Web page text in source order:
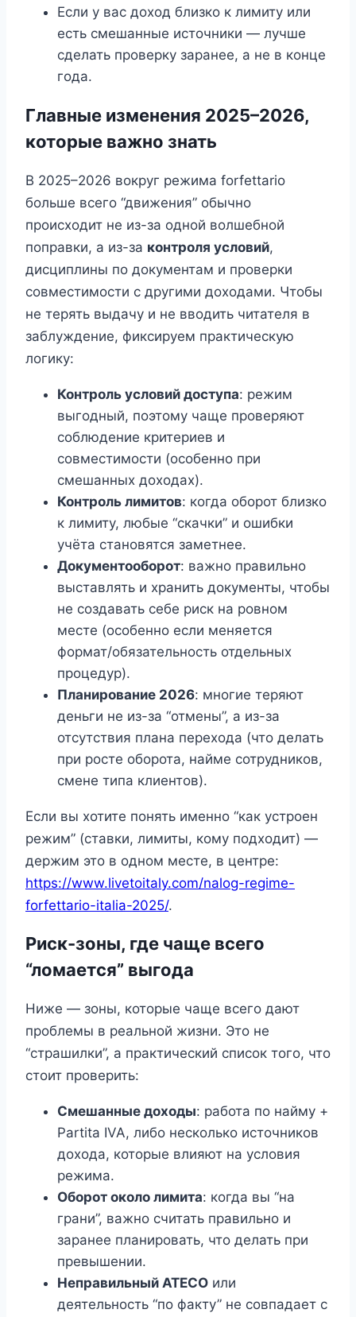
Если у вас доход близко к лимиту или
есть смешанные источники — лучше
сделать проверку заранее, а не в конце
года.
Главные изменения 2025–2026,
которые важно знать
В 2025–2026 вокруг режима forfettario
больше всего “движения” обычно
происходит не из-за одной волшебной
поправки, а из-за контроля условий,
дисциплины по документам и проверки
совместимости с другими доходами. Чтобы
не терять выдачу и не вводить читателя в
заблуждение, фиксируем практическую
логику:
Контроль условий доступа: режим
выгодный, поэтому чаще проверяют
соблюдение критериев и
совместимости (особенно при
смешанных доходах).
Контроль лимитов: когда оборот близко
к лимиту, любые “скачки” и ошибки
учёта становятся заметнее.
Документооборот: важно правильно
выставлять и хранить документы, чтобы
не создавать себе риск на ровном
месте (особенно если меняется
формат/обязательность отдельных
процедур).
Планирование 2026: многие теряют
деньги не из-за “отмены”, а из-за
отсутствия плана перехода (что делать
при росте оборота, найме сотрудников,
смене типа клиентов).
Если вы хотите понять именно “как устроен
режим” (ставки, лимиты, кому подходит) —
держим это в одном месте, в центре:
https://www.livetoitaly.com/nalog-regime-
forfettario-italia-2025/.
Риск-зоны, где чаще всего
“ломается” выгода
Ниже — зоны, которые чаще всего дают
проблемы в реальной жизни. Это не
“страшилки”, а практический список того, что
стоит проверить:
Смешанные доходы: работа по найму +
Partita IVA, либо несколько источников
дохода, которые влияют на условия
режима.
Оборот около лимита: когда вы “на
грани”, важно считать правильно и
заранее планировать, что делать при
превышении.
Неправильный ATECO или
деятельность “по факту” не совпадает с